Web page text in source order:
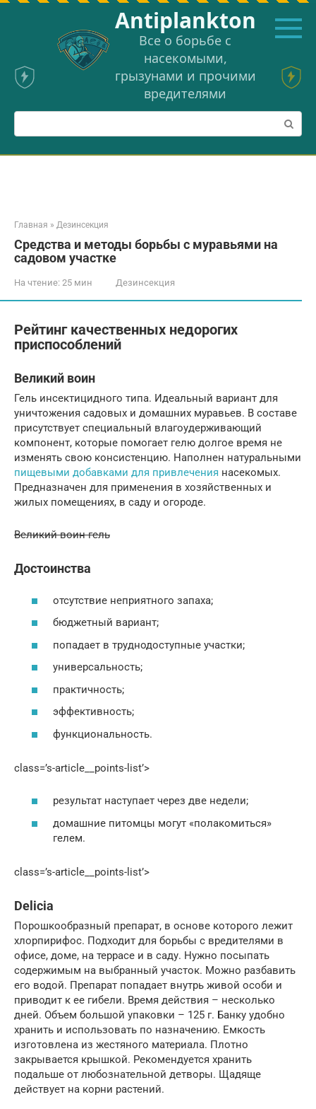
Перейти
Аntiplankton
Все о борьбе с
насекомыми,
грызунами и прочими
вредителями
Поиск:
Главная » Дезинсекция
Средства и методы борьбы с муравьями на
садовом участке
На чтение: 25 мин Дезинсекция
Рейтинг качественных недорогих
приспособлений
Великий воин
Гель инсектицидного типа. Идеальный вариант для
уничтожения садовых и домашних муравьев. В составе
присутствует специальный влагоудерживающий
компонент, которые помогает гелю долгое время не
изменять свою консистенцию. Наполнен натуральными
пищевыми добавками для привлечения насекомых.
Предназначен для применения в хозяйственных и
жилых помещениях, в саду и огороде.
Великий воин гель
Достоинства
отсутствие неприятного запаха;
бюджетный вариант;
попадает в труднодоступные участки;
универсальность;
практичность;
эффективность;
функциональность.
class=’s-article__points-list’>
результат наступает через две недели;
домашние питомцы могут «полакомиться»
гелем.
class=’s-article__points-list’>
Delicia
Порошкообразный препарат, в основе которого лежит
хлорпирифос. Подходит для борьбы с вредителями в
офисе, доме, на террасе и в саду. Нужно посыпать
содержимым на выбранный участок. Можно разбавить
его водой. Препарат попадает внутрь живой особи и
приводит к ее гибели. Время действия – несколько
дней. Объем большой упаковки – 125 г. Банку удобно
хранить и использовать по назначению. Емкость
изготовлена из жестяного материала. Плотно
закрывается крышкой. Рекомендуется хранить
подальше от любознательной детворы. Щадяще
действует на корни растений.